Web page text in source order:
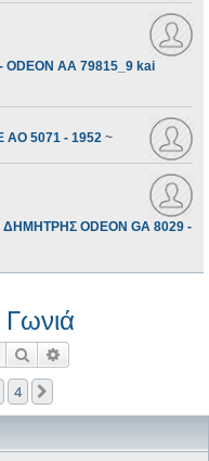
AA 79815_9 kai
AO 5071 - 1952 ~
ODEON GA 8029 -
Γωνιά
Αναζήτηση
4